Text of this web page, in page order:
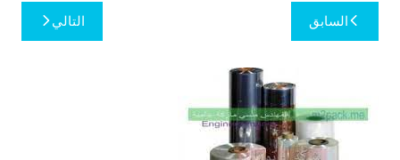
تصفّح
المقالات
السابق التالي